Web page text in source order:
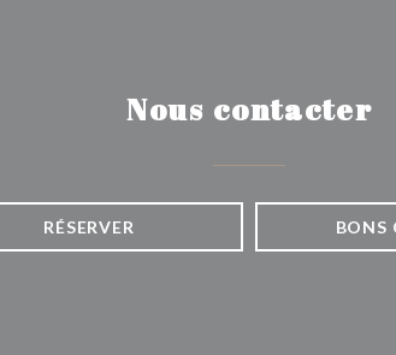
Nous contacter
RÉSERVER BONS